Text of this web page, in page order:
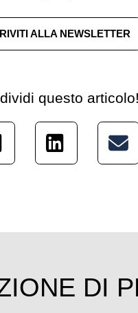
ALLA NEWSLETTER
questo articolo!
DI